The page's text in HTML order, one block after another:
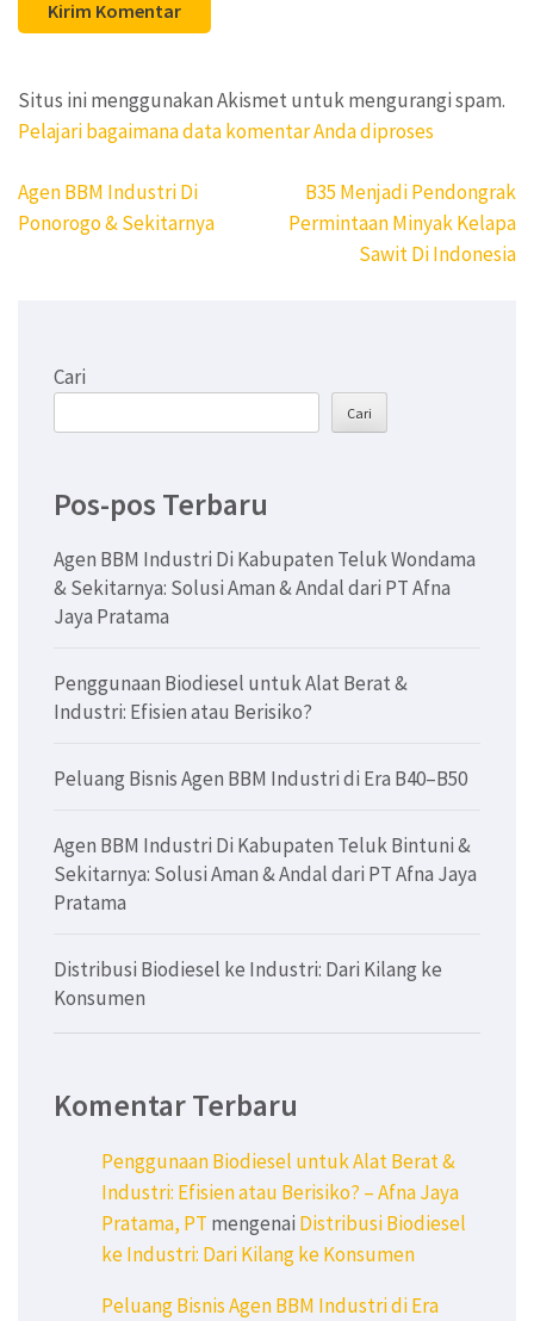
Situs ini menggunakan Akismet untuk mengurangi spam.
Pelajari bagaimana data komentar Anda diproses
Navigasi
pos
Agen BBM Industri Di
Ponorogo & Sekitarnya
B35 Menjadi Pendongrak
Permintaan Minyak Kelapa
Sawit Di Indonesia
Cari
Cari
Pos-pos Terbaru
Agen BBM Industri Di Kabupaten Teluk Wondama
& Sekitarnya: Solusi Aman & Andal dari PT Afna
Jaya Pratama
Penggunaan Biodiesel untuk Alat Berat &
Industri: Efisien atau Berisiko?
Peluang Bisnis Agen BBM Industri di Era B40–B50
Agen BBM Industri Di Kabupaten Teluk Bintuni &
Sekitarnya: Solusi Aman & Andal dari PT Afna Jaya
Pratama
Distribusi Biodiesel ke Industri: Dari Kilang ke
Konsumen
Komentar Terbaru
Penggunaan Biodiesel untuk Alat Berat &
Industri: Efisien atau Berisiko? – Afna Jaya
Pratama, PT mengenai Distribusi Biodiesel
ke Industri: Dari Kilang ke Konsumen
Peluang Bisnis Agen BBM Industri di Era